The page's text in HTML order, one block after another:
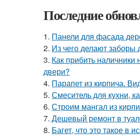
Последние
1. Панели для фасада
2. Из чего делают заборы
3. Как прибить
двери?
4. Парапет из кирпича.
5. Смеситель для кухни,
6. Строим мангал из
7. Дешевый ремонт в
8. Багет, что это такое в